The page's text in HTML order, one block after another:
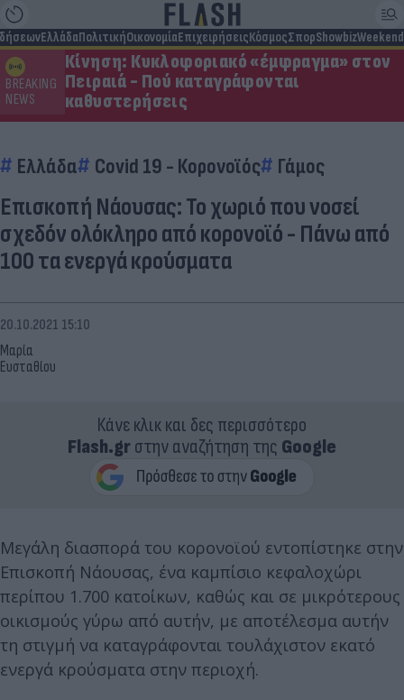
ΕλλάδαΠολιτικήΟικονομίαΕπιχειρήσειςΚόσμοςΣπορShowbizWeekend
BREAKING
NEWS
Κίνηση: Κυκλοφοριακό «έμφραγμα» στον
Πειραιά - Πού καταγράφονται
καθυστερήσεις
Ελλάδα Covid 19 - Κορονοϊός Γάμος
Επισκοπή Νάουσας: Το χωριό που νοσεί
σχεδόν ολόκληρο από κορονοϊό - Πάνω από
100 τα ενεργά κρούσματα
Μαρία
Ευσταθίου
20.10.2021 15:10
Κάνε κλικ και δες περισσότερο
Flash.grστην αναζήτηση της Google
Μεγάλη διασπορά του κορονοϊού εντοπίστηκε στην
Επισκοπή Νάουσας, ένα καμπίσιο κεφαλοχώρι
περίπου 1.700 κατοίκων, καθώς και σε μικρότερους
οικισμούς γύρω από αυτήν, με αποτέλεσμα αυτήν
τη στιγμή να καταγράφονται τουλάχιστον εκατό
ενεργά κρούσματα στην περιοχή.